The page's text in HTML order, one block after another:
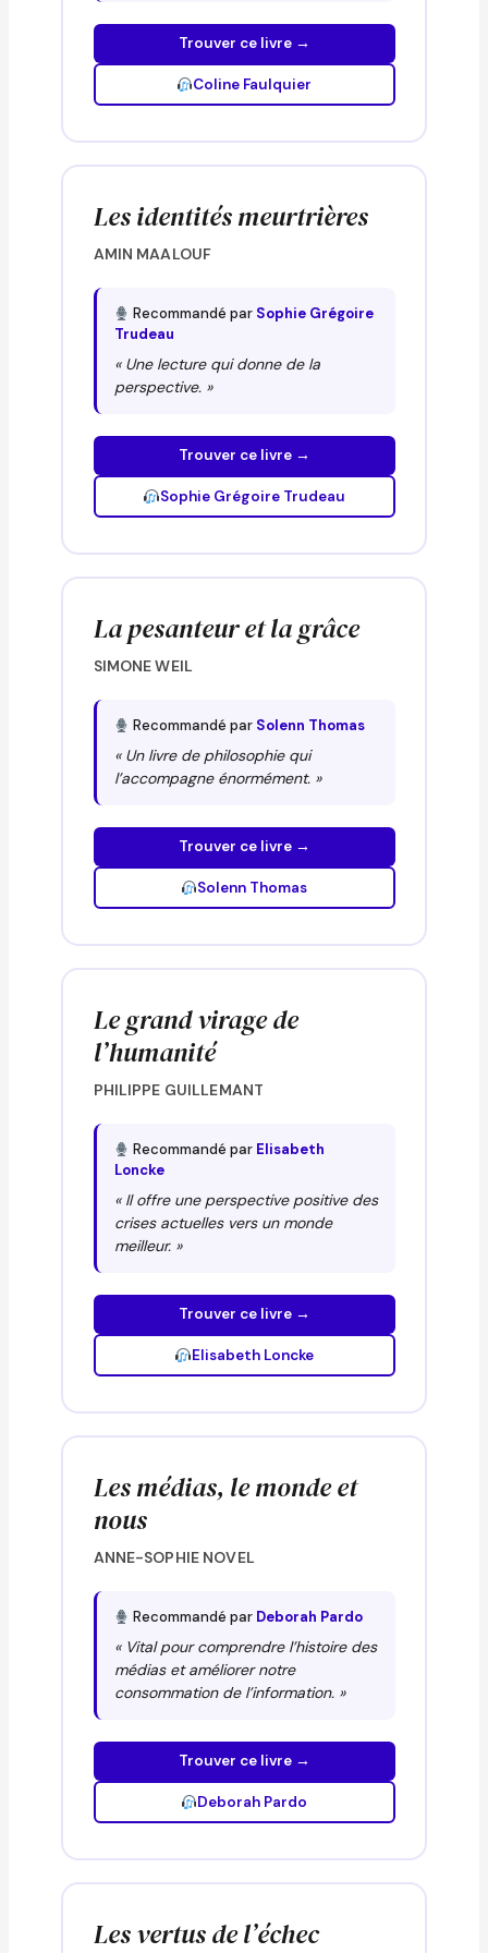
Trouver ce livre →
Coline Faulquier
Les identités meurtrières
AMIN MAALOUF
Recommandé par Sophie Grégoire
Trudeau
« Une lecture qui donne de la
perspective. »
Trouver ce livre →
Sophie Grégoire Trudeau
La pesanteur et la grâce
SIMONE WEIL
Recommandé par Solenn Thomas
« Un livre de philosophie qui
l’accompagne énormément. »
Trouver ce livre →
Solenn Thomas
Le grand virage de
l’humanité
PHILIPPE GUILLEMANT
Recommandé par Elisabeth
Loncke
« Il offre une perspective positive des
crises actuelles vers un monde
meilleur. »
Trouver ce livre →
Elisabeth Loncke
Les médias, le monde et
nous
ANNE-SOPHIE NOVEL
Recommandé par Deborah Pardo
« Vital pour comprendre l’histoire des
médias et améliorer notre
consommation de l’information. »
Trouver ce livre →
Deborah Pardo
Les vertus de l’échec